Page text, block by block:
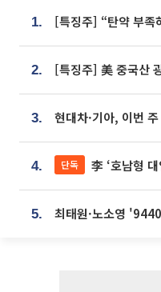
1.
2.
3.
4. 단독 李 ‘호남형 대입’ 제
5.